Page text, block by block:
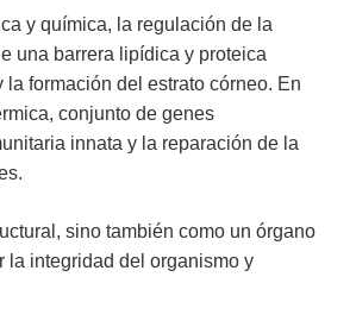
y química, la regulación de la
una barrera lipídica y proteica
formación del estrato córneo. En
, conjunto de genes
innata y la reparación de la
sino también como un órgano
la integridad del organismo y